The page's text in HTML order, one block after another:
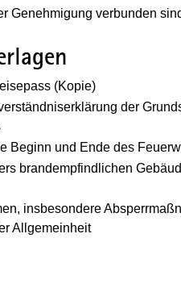
Genehmigung verbunden
(Kopie)
der
Beginn und Ende des
brandempfindlichen
insbesondere
Allgemeinheit